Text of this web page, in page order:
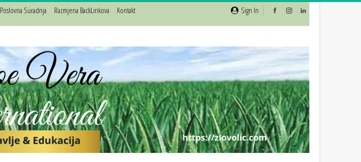
Sign In
Poslovna Suradnja Razmjena BackLinkova Kontakt